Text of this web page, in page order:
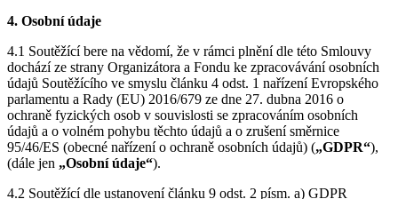
4. Osobní údaje
4.1 Soutěžící bere na vědomí, že v rámci plnění dle této Smlouvy
dochází ze strany Organizátora a Fondu ke zpracovávání osobních
údajů Soutěžícího ve smyslu článku 4 odst. 1 nařízení Evropského
parlamentu a Rady (EU) 2016/679 ze dne 27. dubna 2016 o
ochraně fyzických osob v souvislosti se zpracováním osobních
údajů a o volném pohybu těchto údajů a o zrušení směrnice
95/46/ES (obecné nařízení o ochraně osobních údajů) („GDPR“),
(dále jen „Osobní údaje“).
4.2 Soutěžící dle ustanovení článku 9 odst. 2 písm. a) GDPR